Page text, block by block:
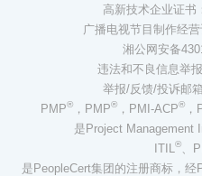
高新技术企业证书
广播电视节目制作经
湘公网安备
违法和不良信息举
举报/反馈/投诉邮
PMP®，PMP®，PMI-ACP®，
是Project Management
ITIL
® 、
是PeopleCert集团的注册商标，经